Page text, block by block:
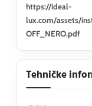
https://ideal-
lux.com/assets/
OFF_NERO.pdf
Tehničke